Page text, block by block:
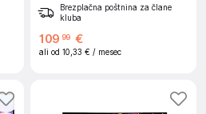
Brezplačna poštnina za člane
kluba
109 99 €
ali od 10,33 € / mesec